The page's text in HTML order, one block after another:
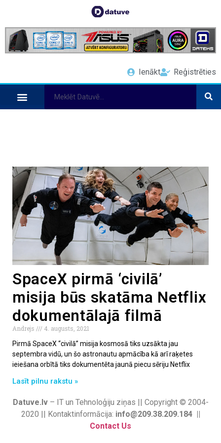
Ienākt Reģistrēties
SpaceX pirmā ‘civilā’
misija būs skatāma Netflix
dokumentālajā filmā
Andrejs
4. augusts, 2021
Pirmā SpaceX “civilā” misija kosmosā tiks uzsākta jau
septembra vidū, un šo astronautu apmācība kā arī raķetes
ieiešana orbītā tiks dokumentēta jaunā piecu sēriju Netflix
Lasīt pilnu rakstu »
Datuve.lv– IT un Tehnoloģiju ziņas || Copyright © 2004-
2020 || Kontaktinformācija: info@209.38.209.184 ||
Contact Us